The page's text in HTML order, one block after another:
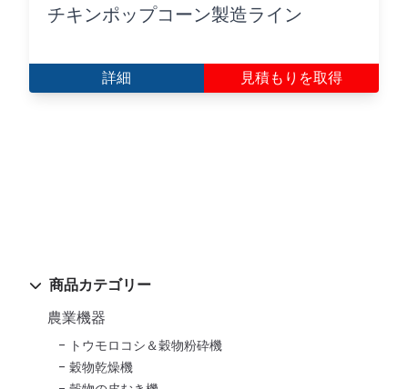
商品カテゴリー
農業機器
トウモロコシ＆穀物粉砕機
穀物乾燥機
チキンポップコーン製造ライン
詳細 見積もりを取得